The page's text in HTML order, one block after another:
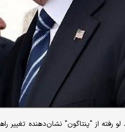
لو رفته از "پنتاگون" نشان‌دهنده